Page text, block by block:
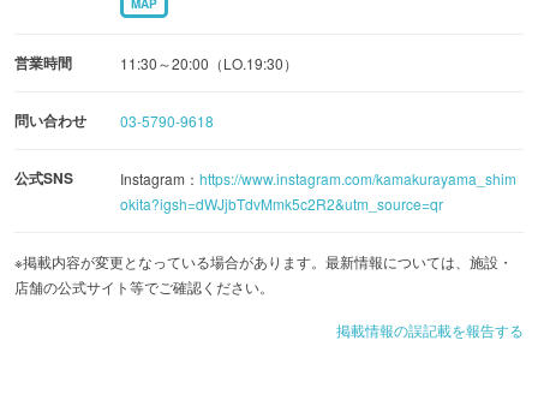
営業時間 11:30～20:00（LO.19:30）
問い合わせ 03-5790-9618
公式SNS Instagram： https://www.instagram.com/kamakurayama_shim
okita?igsh=dWJjbTdvMmk5c2R2&utm_source=qr
※掲載内容が変更となっている場合があります。最新情報については、施設・
店舗の公式サイト等でご確認ください。
掲載情報の誤記載を報告する